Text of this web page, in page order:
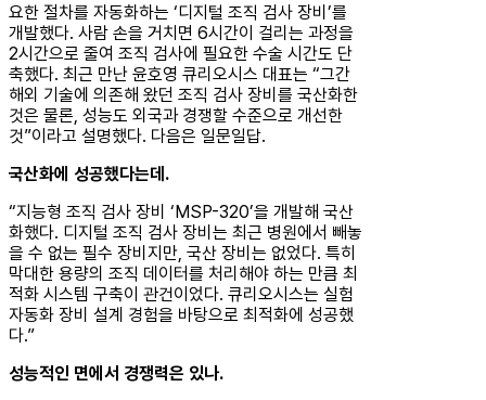
요한 절차를 자동화하는 ‘디지털 조직 검사 장비’를
개발했다. 사람 손을 거치면 6시간이 걸리는 과정을
2시간으로 줄여 조직 검사에 필요한 수술 시간도 단
축했다. 최근 만난 윤호영 큐리오시스 대표는 “그간
해외 기술에 의존해 왔던 조직 검사 장비를 국산화한
것은 물론, 성능도 외국과 경쟁할 수준으로 개선한
것”이라고 설명했다. 다음은 일문일답.
국산화에 성공했다는데.
“지능형 조직 검사 장비 ‘MSP-320’을 개발해 국산
화했다. 디지털 조직 검사 장비는 최근 병원에서 빼놓
을 수 없는 필수 장비지만, 국산 장비는 없었다. 특히
막대한 용량의 조직 데이터를 처리해야 하는 만큼 최
적화 시스템 구축이 관건이었다. 큐리오시스는 실험
자동화 장비 설계 경험을 바탕으로 최적화에 성공했
다.”
성능적인 면에서 경쟁력은 있나.